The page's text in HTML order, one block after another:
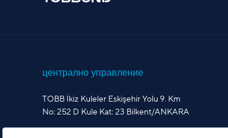
централно управление
TOBB İkiz Kuleler Eskişehir Yolu 9. Km
No: 252 D Kule Kat: 23 Bilkent/ANKARA